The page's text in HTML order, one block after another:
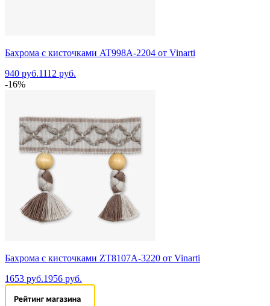
Бахрома с кисточками AT998A-2204 от Vinarti
940 руб.1112 руб.
-16%
Бахрома с кисточками ZT8107A-3220 от Vinarti
1653 руб.1956 руб.